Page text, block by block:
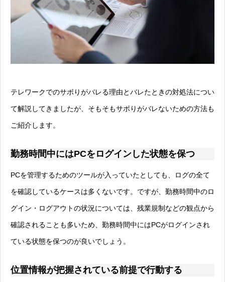
テレワークでのサボりがバレる理由とバレたときの対処法につい
て解説してきましたが、そもそもサボりがバレないための方法も
ご紹介します。
勤務時間中にはPCをログインした状態を保つ
PCを管理するためのツールが入っていたとしても、ログの全て
を確認しているケースは多くないです。ですが、勤務時間中のロ
グイン・ログアウトの状況については、残業規制などの観点から
確認されることも多いため、勤務時間中にはPCがログインされ
ている状態を保つのが良いでしょう。
位置情報が把握されている前提で行動する